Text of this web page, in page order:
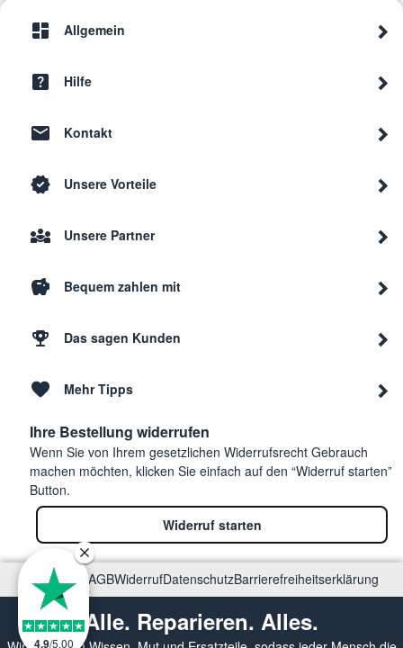
Allgemein
Hilfe
Kontakt
Unsere Vorteile
Unsere Partner
Bequem zahlen mit
Das sagen Kunden
Mehr Tipps
Ihre Bestellung widerrufen
Wenn Sie von Ihrem gesetzlichen Widerrufsrecht Gebrauch
machen möchten, klicken Sie einfach auf den “Widerruf starten”
Button.
Widerruf starten
ImpressumAGBWiderrufDatenschutzBarrierefreiheitserklärung
Alle. Reparieren. Alles.
4.9/5.00